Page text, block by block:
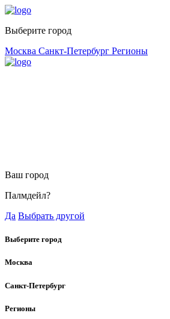
Выберите город
Москва Санкт-Петербург Регионы
Ваш город
Палмдейл?
Да Выбрать другой
Выберите город
Москва
Санкт-Петербург
Регионы